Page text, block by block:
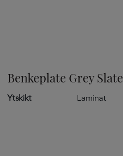
Benkeplate Grey Slate
Ytskikt Laminat